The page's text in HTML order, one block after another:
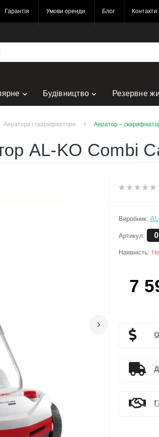
Гарантія Умови оренди Блог Контакти
Будівництво Резервне
Аератори і скарифікатори Аератор –
AL-KO Combi
›
Виробник:
Артикул:
Наявність:
7